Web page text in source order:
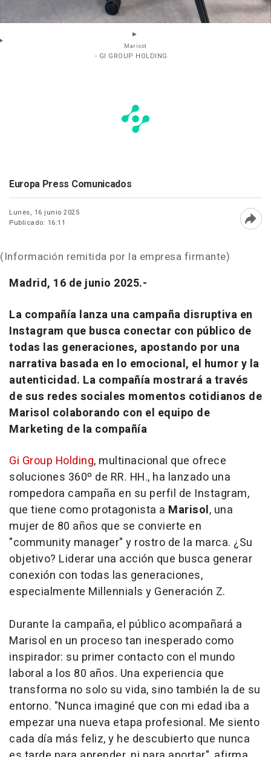
Marisol
- GI GROUP HOLDING
Europa Press Comunicados
Lunes, 16 junio 2025
Publicado: 16:11
(Información remitida por la empresa firmante)
Madrid, 16 de junio 2025.-
La compañía lanza una campaña disruptiva en
Instagram que busca conectar con público de
todas las generaciones, apostando por una
narrativa basada en lo emocional, el humor y la
autenticidad. La compañía mostrará a través
de sus redes sociales momentos cotidianos de
Marisol colaborando con el equipo de
Marketing de la compañía
Gi Group Holding, multinacional que ofrece
soluciones 360º de RR. HH., ha lanzado una
rompedora campaña en su perfil de Instagram,
que tiene como protagonista a Marisol, una
mujer de 80 años que se convierte en
"community manager" y rostro de la marca. ¿Su
objetivo? Liderar una acción que busca generar
conexión con todas las generaciones,
especialmente Millennials y Generación Z.
Durante la campaña, el público acompañará a
Marisol en un proceso tan inesperado como
inspirador: su primer contacto con el mundo
laboral a los 80 años. Una experiencia que
transforma no solo su vida, sino también la de su
entorno. "Nunca imaginé que con mi edad iba a
empezar una nueva etapa profesional. Me siento
cada día más feliz, y he descubierto que nunca